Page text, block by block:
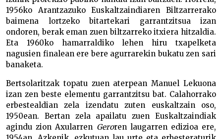
1956ko Arantzazuko Euskaltzaindiaren Biltzarrerako
baimena lortzeko bitartekari garrantzitsua izan
ondoren, berak eman zuen biltzarreko itxiera hitzaldia.
Eta 1960ko hamarraldiko lehen hiru txapelketa
nagusien finalean ere bere agurrarekin bukatu zen sari
banaketa.
Bertsolaritzak topatu zuen aterpean Manuel Lekuona
izan zen beste elementu garrantzitsu bat. Calahorrako
erbestealdian zela izendatu zuten euskaltzain oso,
1950ean. Bertan zela apailatu zuen Euskaltzaindiak
agindu zion Axularren Geroren laugarren edizioa ere,